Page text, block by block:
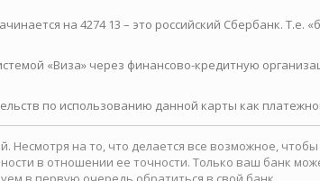
на 4274 13 – это российский Сбербанк. Т.е.
«Виза» через финансово-кредитную
по использованию данной карты как
на то, что делается все возможное,
в отношении ее точности. Только ваш банк